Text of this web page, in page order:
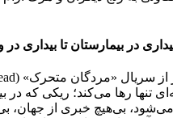
در بیمارستان تا بیداری در
تنها رها می‌کند؛ ریکی که در
می‌شود، بی‌هیچ خبری از جهان،